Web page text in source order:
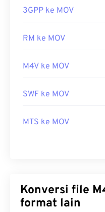
3GPP ke MOV
RM ke MOV
M4V ke MOV
SWF ke MOV
MTS ke MOV
Konversi file M4R Anda ke
format lain